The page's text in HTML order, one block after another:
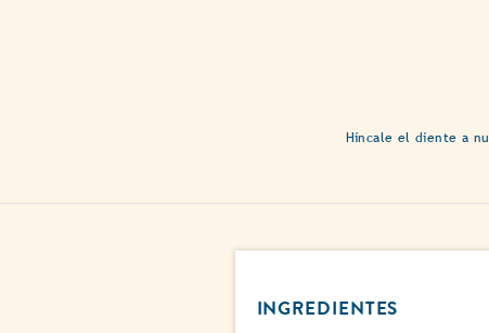
Híncale el diente a
INGREDIENTES